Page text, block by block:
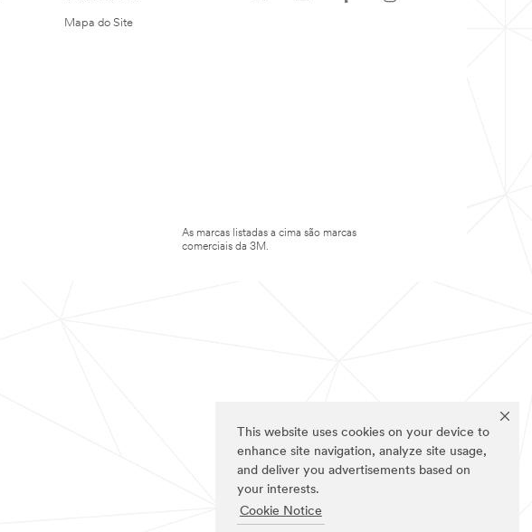
This website uses cookies on your device to
enhance site navigation, analyze site usage,
and deliver you advertisements based on
your interests.
Cookie Notice
Mapa do Site
As marcas listadas a cima são marcas
comerciais da 3M.